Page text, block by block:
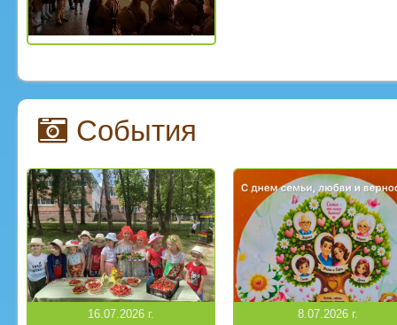
События
16.07.2026 г. 8.07.2026 г.